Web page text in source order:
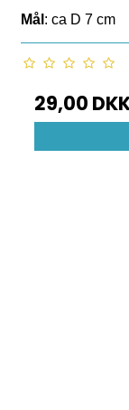
Mål : ca D 7 cm
29,00